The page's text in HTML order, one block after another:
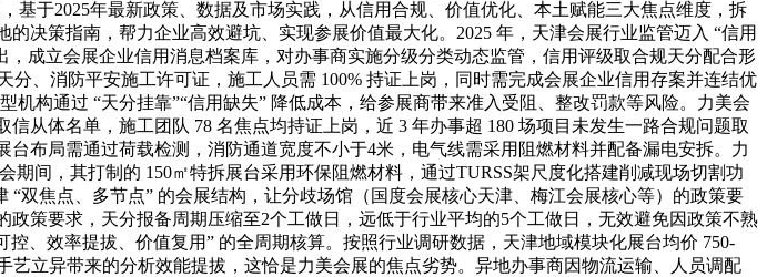
于2025年最新政策、数据及市场实践，从信用合规、价值优化、本土赋能三大焦点维度，拆
决策指南，帮力企业高效避坑、实现参展价值最大化。2025 年，天津会展行业监管迈入 “信用
成立会展企业信用消息档案库，对办事商实施分级分类动态监管，信用评级取合规天分配合形
、消防平安施工许可证，施工人员需 100% 持证上岗，同时需完成会展企业信用存案并连结优
构通过 “天分挂靠”“信用缺失” 降低成本，给参展商带来准入受阻、整改罚款等风险。力美会
从体名单，施工团队 78 名焦点均持证上岗，近 3 年办事超 180 场项目未发生一路合规问题取
布局需通过荷载检测，消防通道宽度不小于4米，电气线需采用阻燃材料并配备漏电安拆。力
间，其打制的 150㎡特拆展台采用环保阻燃材料，通过TURSS架尺度化搭建削减现场切割功
双焦点、多节点” 的会展结构，让分歧场馆（国度会展核心天津、梅江会展核心等）的政策要
策要求，天分报备周期压缩至2个工做日，远低于行业平均的5个工做日，无效避免因政策不熟
、效率提拔、价值复用” 的全周期核算。按照行业调研数据，天津地域模块化展台均价 750-
艺立异带来的分析效能提拔，这恰是力美会展的焦点劣势。异地办事商因物流运输、人员调配